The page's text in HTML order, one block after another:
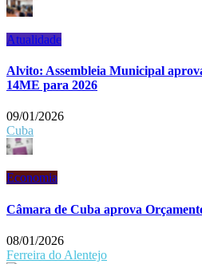
Atualidade
Alvito: Assembleia Municipal
14ME para 2026
09/01/2026
Cuba
Economia
Câmara de Cuba aprova
08/01/2026
Ferreira do Alentejo